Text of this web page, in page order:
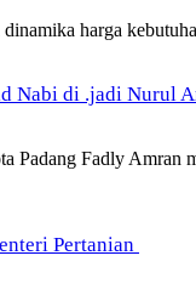
harga
Nabi di .jadi Nurul
Padang Fadly Amran
Pertanian